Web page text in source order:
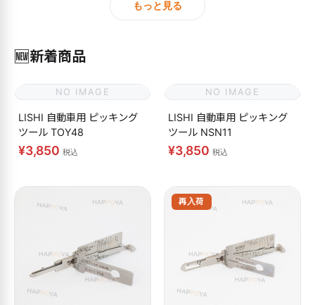
もっと見る
🆕新着商品
NO IMAGE
LISHI 自動車用 ピッキング
ツール TOY48
¥3,850 税込
NO IMAGE
LISHI 自動車用 ピッキング
ツール NSN11
¥3,850 税込
再入荷